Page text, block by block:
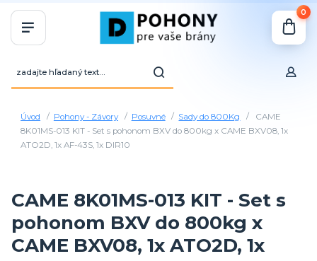
0
Úvod Pohony - Závory Posuvné Sady do 800Kg
CAME
8K01MS-013 KIT - Set s pohonom BXV do 800kg x CAME BXV08, 1x
ATO2D, 1x AF-43S, 1x DIR10
CAME 8K01MS-013 KIT - Set s
pohonom BXV do 800kg x
CAME BXV08, 1x ATO2D, 1x